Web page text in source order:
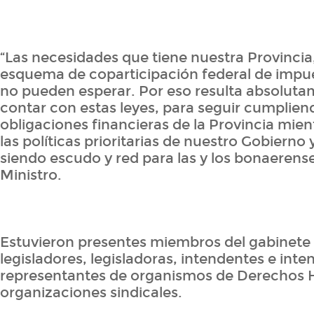
“Las necesidades que tiene nuestra
esquema de coparticipación federal de
no pueden esperar. Por eso resulta
contar con estas leyes, para seguir
obligaciones financieras de la Provincia
las políticas prioritarias de nuestro Gobierno
siendo escudo y red para las y los
Ministro.
Estuvieron presentes miembros del
legisladores, legisladoras, intendentes e
representantes de organismos de Derechos
organizaciones sindicales.